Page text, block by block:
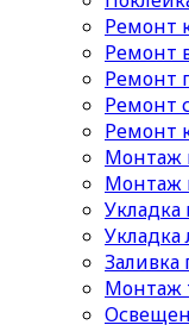
Ремонт
Ремонт
Ремонт
Ремонт
Ремонт
Монтаж
Монтаж
Укладка
Укладка
Заливка
Монтаж